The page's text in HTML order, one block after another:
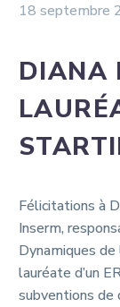
18 septembre
DIANA
Félicitations à
Inserm,
Dynamiques
lauréate d’un
subventions de